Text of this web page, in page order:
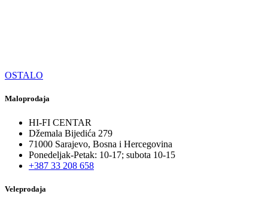
OSTALO
Maloprodaja
HI-FI CENTAR
Džemala Bijedića 279
71000 Sarajevo, Bosna i Hercegovina
Ponedeljak-Petak: 10-17; subota 10-15
+387 33 208 658
Veleprodaja